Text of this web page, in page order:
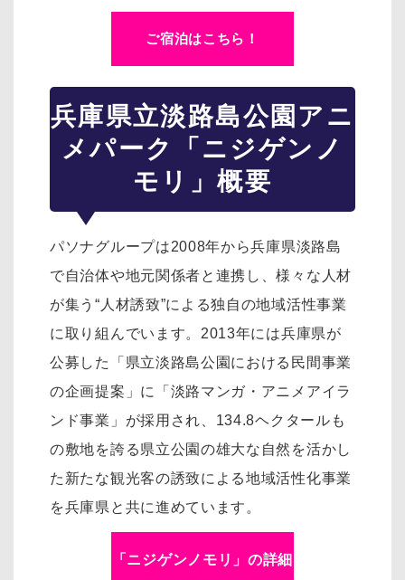
ご宿泊はこちら！
兵庫県立淡路島公園アニ
メパーク「ニジゲンノ
モリ」概要
パソナグループは2008年から兵庫県淡路島
で自治体や地元関係者と連携し、様々な人材
が集う“人材誘致”による独自の地域活性事業
に取り組んでいます。2013年には兵庫県が
公募した「県立淡路島公園における民間事業
の企画提案」に「淡路マンガ・アニメアイラ
ンド事業」が採用され、134.8ヘクタールも
の敷地を誇る県立公園の雄大な自然を活かし
た新たな観光客の誘致による地域活性化事業
を兵庫県と共に進めています。
「ニジゲンノモリ」の詳細